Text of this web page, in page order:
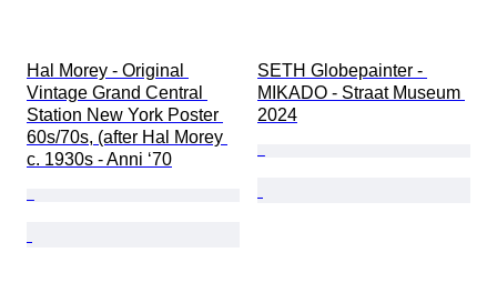
Hal Morey - Original
Vintage Grand Central
Station New York Poster
60s/70s, (after Hal Morey
c. 1930s - Anni ‘70
SETH Globepainter -
MIKADO - Straat Museum
2024